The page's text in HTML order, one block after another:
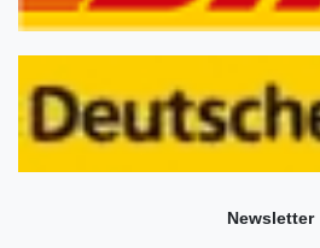
Newsletter